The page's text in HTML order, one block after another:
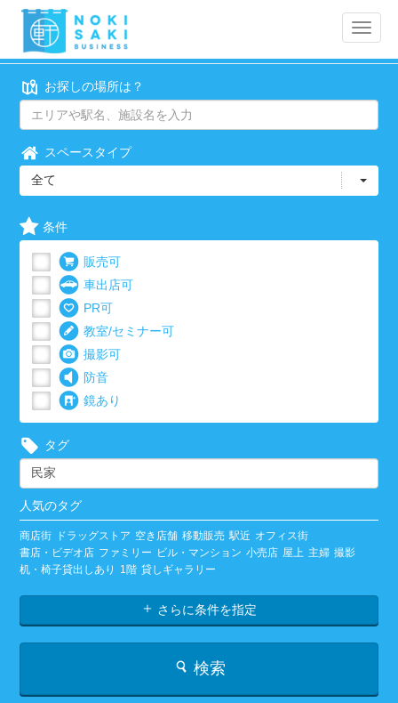
Toggle
お探しの場所は？
スペースタイプ
全て
条件
販売可
車出店可
PR可
教室/セミナー可
撮影可
防音
鏡あり
タグ
人気のタグ
商店街 ドラッグストア 空き店舗 移動販売 駅近 オフィス街
書店・ビデオ店 ファミリー ビル・マンション 小売店 屋上 主婦 撮影
机・椅子貸出しあり
1階 貸しギャラリー
さらに条件を指定
検索